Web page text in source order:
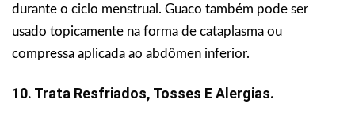
durante o ciclo menstrual. Guaco também pode ser
usado topicamente na forma de cataplasma ou
compressa aplicada ao abdômen inferior.
10. Trata Resfriados, Tosses E Alergias.